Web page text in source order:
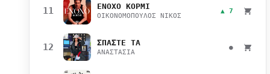
11 ΕΝΟΧΟ ΚΟΡΜΙ
ΟΙΚΟΝΟΜΟΠΟΥΛΟΣ ΝΙΚΟΣ
▲ 7
12 ΣΠΑΣΤΕ ΤΑ
ΑΝΑΣΤΑΣΙΑ
●